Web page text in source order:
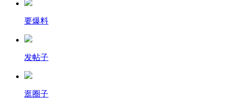
要爆料
发帖子
逛圈子